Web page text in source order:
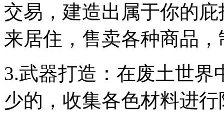
交易，建造出属于你的
来居住，售卖各种商品
3.武器打造：在废土世
少的，收集各色材料进